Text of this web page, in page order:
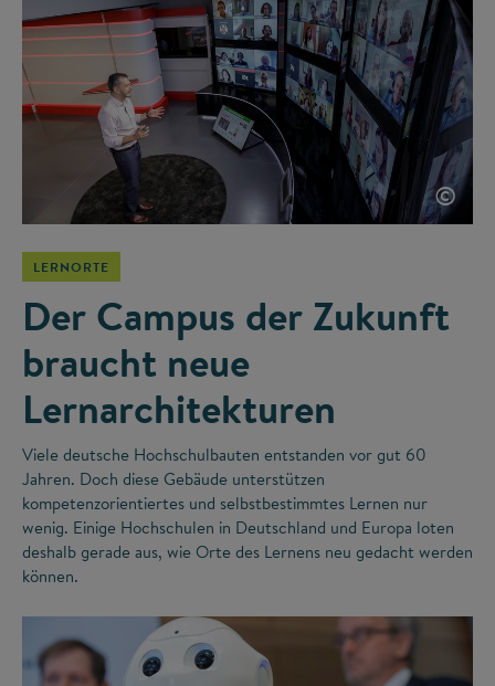
©
LERNORTE
Der Campus der Zukunft
braucht neue
Lernarchitekturen
Viele deutsche Hochschulbauten entstanden vor gut 60
Jahren. Doch diese Gebäude unterstützen
kompetenzorientiertes und selbstbestimmtes Lernen nur
wenig. Einige Hochschulen in Deutschland und Europa loten
deshalb gerade aus, wie Orte des Lernens neu gedacht werden
können.